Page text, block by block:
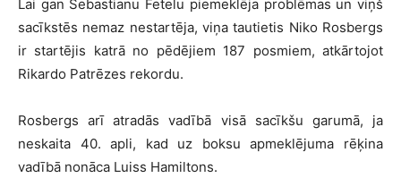
Lai gan Sebastianu Fetelu piemeklēja problēmas un viņš
sacīkstēs nemaz nestartēja, viņa tautietis Niko Rosbergs
ir startējis katrā no pēdējiem 187 posmiem, atkārtojot
Rikardo Patrēzes rekordu.
Rosbergs arī atradās vadībā visā sacīkšu garumā, ja
neskaita 40. apli, kad uz boksu apmeklējuma rēķina
vadībā nonāca Luiss Hamiltons.